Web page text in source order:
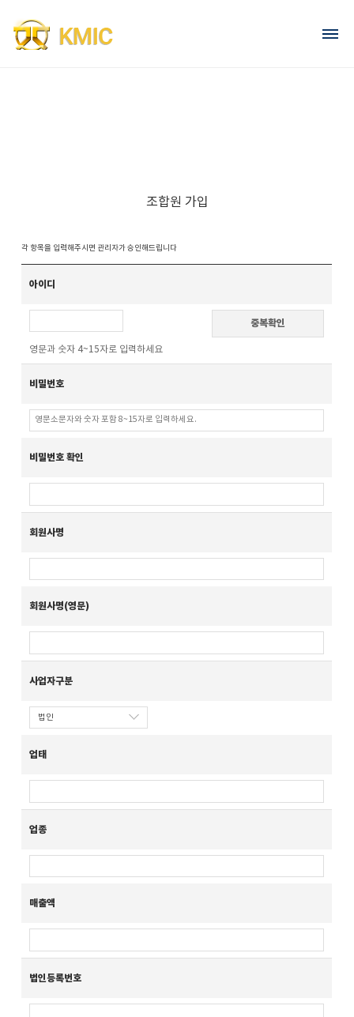
조합원 가입
각 항목을 입력해주시면 관리자가 승인해드립니다
아이디
중복확인
영문과 숫자 4~15자로 입력하세요
비밀번호
비밀번호 확인
회원사명
회원사명(영문)
사업자구분
업태
업종
매출액
법인등록번호